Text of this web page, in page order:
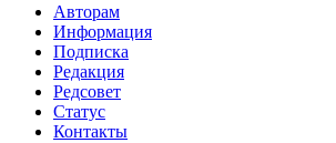
Авторам
Информация
Подписка
Редакция
Редсовет
Статус
Контакты